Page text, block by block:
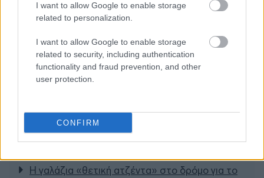
I want to allow Google to enable storage
related to personalization.
I want to allow Google to enable storage
related to security, including authentication
functionality and fraud prevention, and other
user protection.
CONFIRM
Η γαλάζια «θετική ατζέντα» στο δρόμο για το